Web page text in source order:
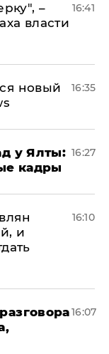
–
власти
16:41
новый
16:35
у Ялты:
кадры
16:27
и
16:10
16:07